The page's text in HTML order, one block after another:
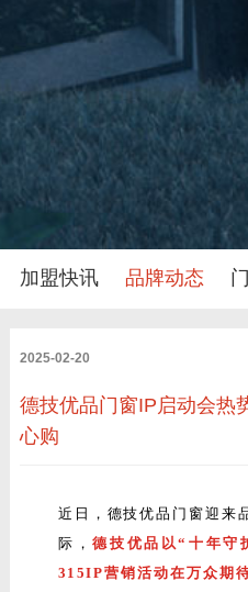
加盟快讯 品牌动态
2025-02-20
德技优品门窗IP启动会热
心购
近日，德技优品门窗迎来
际，德技优品以“十年守
315IP营销活动在万众期